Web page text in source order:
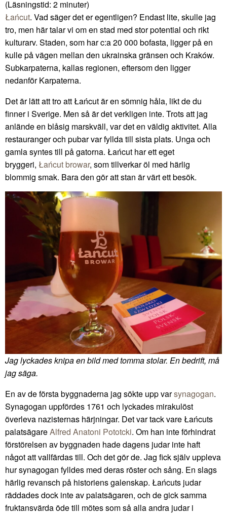
(Läsningstid: 2 minuter)
Łańcut. Vad säger det er egentligen? Endast lite, skulle jag
tro, men här talar vi om en stad med stor potential och rikt
kulturarv. Staden, som har c:a 20 000 bofasta, ligger på en
kulle på vägen mellan den ukrainska gränsen och Kraków.
Subkarpaterna, kallas regionen, eftersom den ligger
nedanför Karpaterna.
Det är lätt att tro att Łańcut är en sömnig håla, likt de du
finner i Sverige. Men så är det verkligen inte. Trots att jag
anlände en blåsig marskväll, var det en väldig aktivitet. Alla
restauranger och pubar var fyllda till sista plats. Unga och
gamla syntes till på gatorna. Łańcut har ett eget
bryggeri, Łańcut browar, som tillverkar öl med härlig
blommig smak. Bara den gör att stan är värt ett besök.
Jag lyckades knipa en bild med tomma stolar. En bedrift, må
jag säga.
En av de första byggnaderna jag sökte upp varsynagogan.
Synagogan uppfördes 1761 och lyckades mirakulöst
överleva nazisternas härjningar. Det var tack vare Łańcuts
palatsägareAlfred Anatoni Pototcki. Om han inte förhindrat
förstörelsen av byggnaden hade dagens judar inte haft
något att vallfärdas till. Och det gör de. Jag fick själv uppleva
hur synagogan fylldes med deras röster och sång. En slags
härlig revansch på historiens galenskap. Łańcuts judar
räddades dock inte av palatsägaren, och de gick samma
fruktansvärda öde till mötes som så alla andra judar i